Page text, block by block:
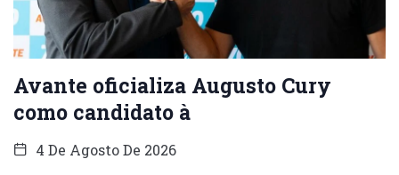
Avante oficializa Augusto Cury
como candidato à
4 De Agosto De 2026